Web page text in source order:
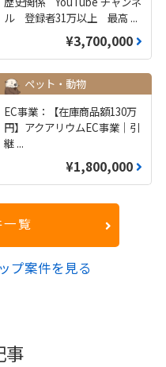
ル 登録者31万以上 最高 ...
¥3,700,000
ペット・動物
EC事業：【在庫商品額130万
円】アクアリウムEC事業｜引
継 ...
¥1,800,000
覧
プ案件を見る
事